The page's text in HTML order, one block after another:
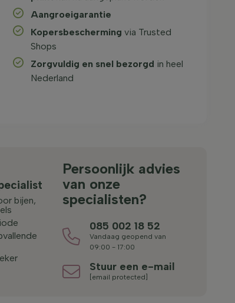
Aangroeigarantie
Kopersbescherming via Trusted
Shops
Zorgvuldig en snel bezorgd in heel
Nederland
bijen,
Persoonlijk advies
van onze
specialisten?
085 002 18 52
Vandaag geopend van
09:00 - 17:00
Stuur een e-mail
[email protected]